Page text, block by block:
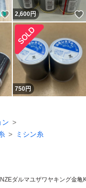
いいね！
2,600円
750円
ン
ミシン糸
ダルマユザワヤキング金亀